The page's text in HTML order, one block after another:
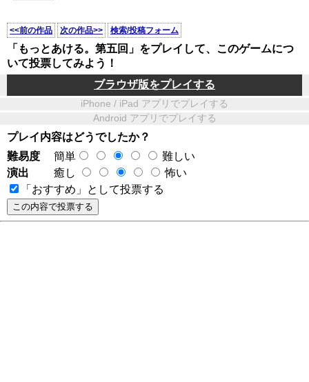
<<前の作品 次の作品>> 検索/投稿フォーム
「もっとあける。第五回」をプレイして、このゲームにつ
いて投票してみよう！
ブラウザ版をプレイする
iPhone / iPad アプリでプレイする
Android アプリでプレイする
プレイ内容はどうでしたか？
難易度
簡単
難しい
演出
癒し
怖い
「おすすめ」として投票する